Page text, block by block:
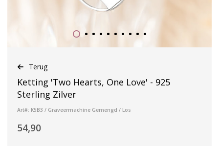
Terug
Ketting 'Two Hearts, One Love' - 925
Sterling Zilver
Art#: K5B3 / Graveermachine Gemengd / Los
54,90